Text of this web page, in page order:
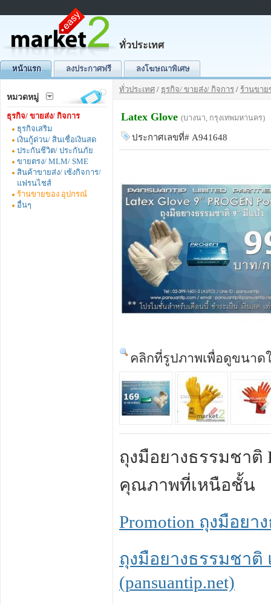
ทั่วประเทศ
หน้าแรก ลงประกาศฟรี ลงโฆษณาพิเศษ
หมวดหมู่
ธุรกิจ/ ขายส่ง/ กิจการ
ธุรกิจเสริม
เงินกู้ด่วน/ สินเชื่อเงินสด
ประกันชีวิต/ ประกันภัย
ขายตรง/ MLM/ SME
สินค้าขายส่ง/ เซ้งกิจการ/
แฟรนไชส์
ร้านขายของ อุปกรณ์
อื่นๆ
ทั่วประเทศ / ธุรกิจ/ ขายส่ง/ กิจการ / ร้านขา
Latex Glove (บางนา, กรุงเทพมหานคร)
ประกาศเลขที่# A941648
คลิกที่รูปภาพเพื่อดูขนาด
ถุงมือยางธรรมชาติ
คุณภาพที่เหนือชั้น
Promotion ถุงมือยา
ถุงมือยางธรรมชาติ
(pansuantip.net)